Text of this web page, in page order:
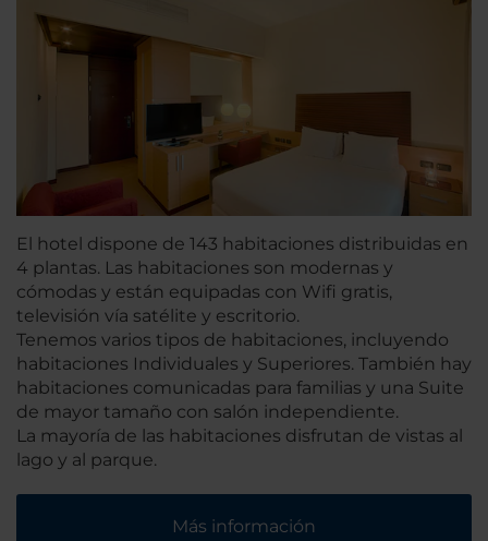
El hotel dispone de 143 habitaciones distribuidas en
4 plantas. Las habitaciones son modernas y
cómodas y están equipadas con Wifi gratis,
televisión vía satélite y escritorio.
Tenemos varios tipos de habitaciones, incluyendo
habitaciones Individuales y Superiores. También hay
habitaciones comunicadas para familias y una Suite
de mayor tamaño con salón independiente.
La mayoría de las habitaciones disfrutan de vistas al
lago y al parque.
Más información